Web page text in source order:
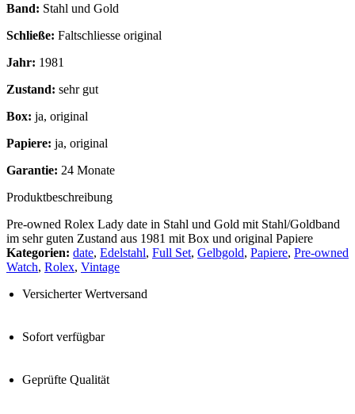
Band: Stahl und Gold
Schließe: Faltschliesse original
Jahr: 1981
Zustand: sehr gut
Box: ja, original
Papiere: ja, original
Garantie: 24 Monate
Produktbeschreibung
Pre-owned Rolex Lady date in Stahl und Gold mit Stahl/Goldband
im sehr guten Zustand aus 1981 mit Box und original Papiere
Kategorien: date, Edelstahl, Full Set, Gelbgold, Papiere, Pre-owned
Watch, Rolex, Vintage
Versicherter Wertversand
Sofort verfügbar
Geprüfte Qualität